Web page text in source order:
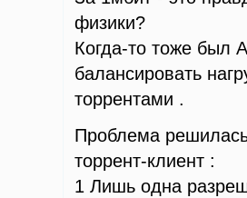
физики?
Когда-то тоже был
балансировать
торрентами .
Проблема решилась
торрент-клиент :
1 Лишь одна